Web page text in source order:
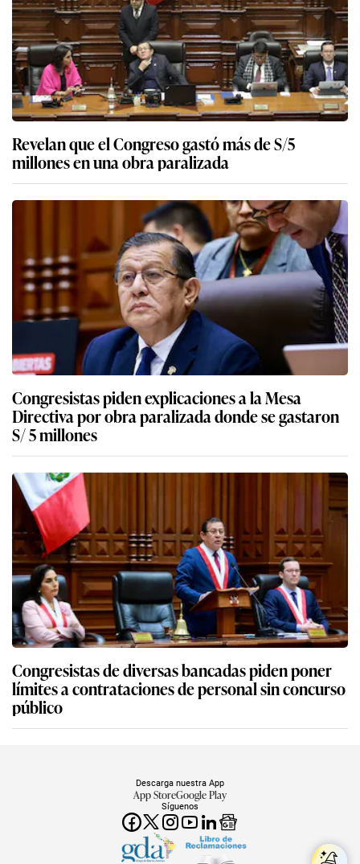
Revelan que el Congreso gastó más de S/5
millones en una obra paralizada
Congresistas piden explicaciones a la Mesa
Directiva por obra paralizada donde se gastaron
S/ 5 millones
Congresistas de diversas bancadas piden poner
límites a contrataciones de personal sin concurso
público
Síguenos
Descarga nuestra App
App StoreGoogle Play